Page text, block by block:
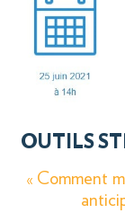
OUTILS
« Comment